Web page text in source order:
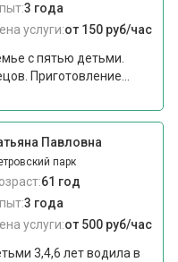
3 года
услуги:от 150 руб/час
с пятью детьми.
Приготовление...
Павловна
парк
61 год
3 года
услуги:от 500 руб/час
3,4,6 лет водила в